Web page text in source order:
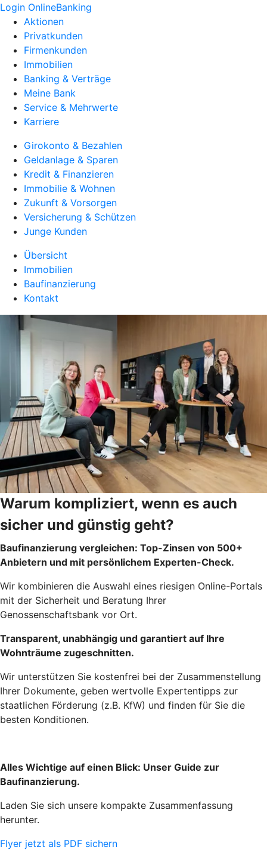
Login OnlineBanking
Aktionen
Privatkunden
Firmenkunden
Immobilien
Banking & Verträge
Meine Bank
Service & Mehrwerte
Karriere
Girokonto & Bezahlen
Geldanlage & Sparen
Kredit & Finanzieren
Immobilie & Wohnen
Zukunft & Vorsorgen
Versicherung & Schützen
Junge Kunden
Übersicht
Immobilien
Baufinanzierung
Kontakt
Warum kompliziert, wenn es auch
sicher und günstig geht?
Baufinanzierung vergleichen: Top-Zinsen von 500+
Anbietern und mit persönlichem Experten-Check.
Wir kombinieren die Auswahl eines riesigen Online-Portals
mit der Sicherheit und Beratung Ihrer
Genossenschaftsbank vor Ort.
Transparent, unabhängig und garantiert auf Ihre
Wohnträume zugeschnitten.
Wir unterstützen Sie kostenfrei bei der Zusammenstellung
Ihrer Dokumente, geben wertvolle Expertentipps zur
staatlichen Förderung (z.B. KfW) und finden für Sie die
besten Konditionen.
Alles Wichtige auf einen Blick: Unser Guide zur
Baufinanzierung.
Laden Sie sich unsere kompakte Zusammenfassung
herunter.
Flyer jetzt als PDF sichern